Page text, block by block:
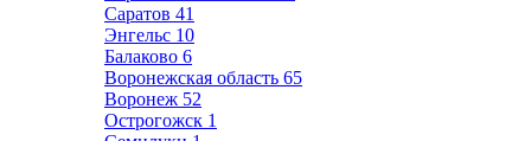
Саратов 41
Энгельс 10
Балаково 6
Воронежская область 65
Воронеж 52
Острогожск 1